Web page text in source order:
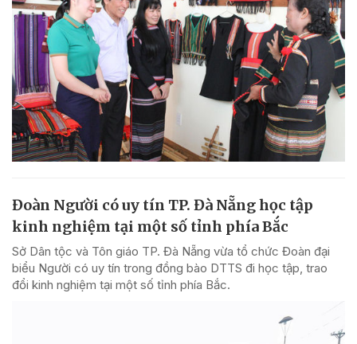
Đoàn Người có uy tín TP. Đà Nẵng học tập
kinh nghiệm tại một số tỉnh phía Bắc
Sở Dân tộc và Tôn giáo TP. Đà Nẵng vừa tổ chức Đoàn đại
biểu Người có uy tín trong đồng bào DTTS đi học tập, trao
đổi kinh nghiệm tại một số tỉnh phía Bắc.